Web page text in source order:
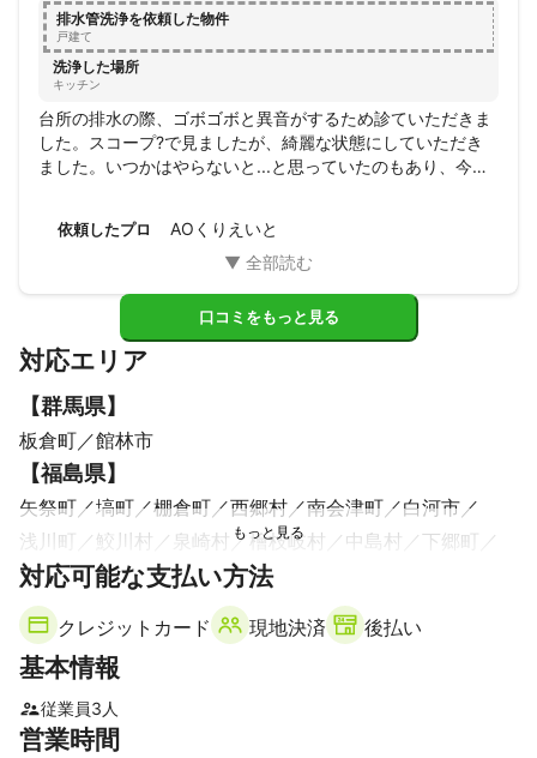
排水管洗浄を依頼した物件
戸建て
洗浄した場所
キッチン
台所の排水の際、ゴボゴボと異音がするため診ていただきま
した。スコープ?で見ましたが、綺麗な状態にしていただき
ました。いつかはやらないと...と思っていたのもあり、今回
依頼したプロ AOくりえいと
口コミをもっと見る
対応エリア
【群馬県】
板倉町 館林市
【福島県】
矢祭町 塙町 棚倉町 西郷村 南会津町
白河市
浅川町
鮫川村 泉崎村 檜枝岐村 中島村
下郷町
矢吹町
石川町 天栄村 古殿町
玉川村
平田村 会津美里町
いわき市
会津若松市 三島町 小野町
柳津町
金山町
郡山市
本宮市
田村市
楢葉町
二本松市
対応可能な支払い方法
クレジットカード 現地決済 後払い
基本情報
従業員3 人
営業時間